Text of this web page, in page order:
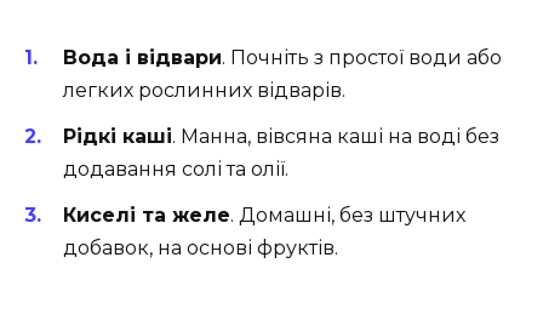
Вода і відвари. Почніть з простої води або
легких рослинних відварів.
Рідкі каші. Манна, вівсяна каші на воді без
додавання солі та олії.
Киселі та желе. Домашні, без штучних
добавок, на основі фруктів.